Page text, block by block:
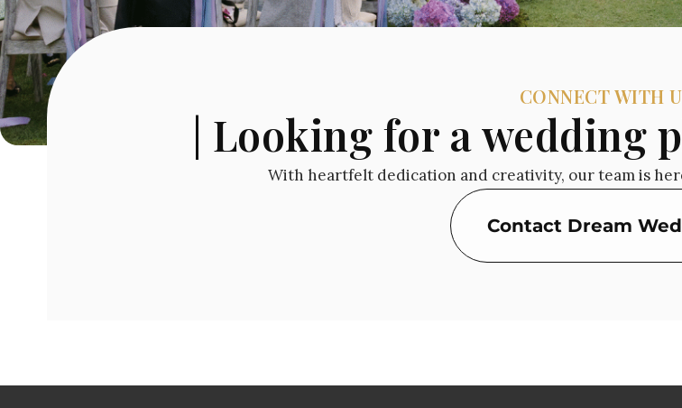
CONNECT WITH
| Looking for a wedding
With heartfelt dedication and creativity, our team is
Contact Dream